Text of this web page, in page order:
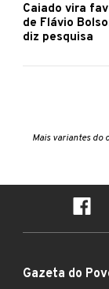
Caiado vira
de Flávio
diz pesquisa
Mais variantes do
Gazeta do